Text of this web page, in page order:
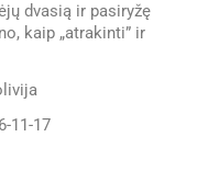
dvasią ir pasiryžę
kaip „atrakinti” ir
11-17